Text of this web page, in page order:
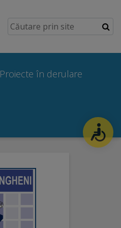
Proiecte în derulare